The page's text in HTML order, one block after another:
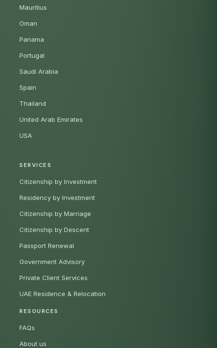
Mauritius
Oman
Panama
Portugal
Saudi Arabia
Spain
Thailand
United Arab Emirates
USA
SERVICES
Citizenship by Investment
Residency by Investment
Citizenship by Marriage
Citizenship by Descent
Passport Renewal
Government Advisory
Private Client Services
UAE Residence & Relocation
RESOURCES
FAQs
About us